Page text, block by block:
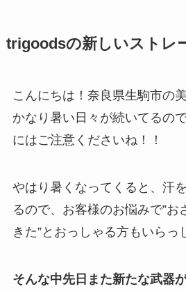
trigoodsの新しいストレ
こんにちは！奈良県生駒市の
かなり暑い日々が続いてるの
にはご注意くださいね！！
やはり暑くなってくると、汗
るので、お客様のお悩みで”お
きた”とおっしゃる方もいらっ
そんな中先日また新たな武器